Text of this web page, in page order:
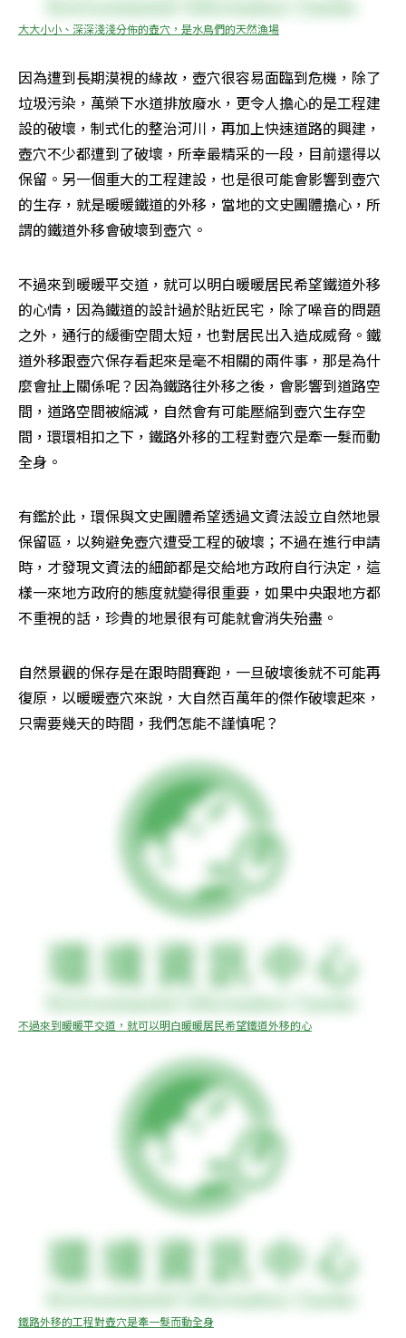
大大小小、深深淺淺分佈的壺穴，是水鳥們的天然漁場
因為遭到長期漠視的緣故，壺穴很容易面臨到危機，除了
垃圾污染，萬榮下水道排放廢水，更令人擔心的是工程建
設的破壞，制式化的整治河川，再加上快速道路的興建，
壺穴不少都遭到了破壞，所幸最精采的一段，目前還得以
保留。另一個重大的工程建設，也是很可能會影響到壺穴
的生存，就是暖暖鐵道的外移，當地的文史團體擔心，所
謂的鐵道外移會破壞到壺穴。
不過來到暖暖平交道，就可以明白暖暖居民希望鐵道外移
的心情，因為鐵道的設計過於貼近民宅，除了噪音的問題
之外，通行的緩衝空間太短，也對居民出入造成威脅。鐵
道外移跟壺穴保存看起來是毫不相關的兩件事，那是為什
麼會扯上關係呢？因為鐵路往外移之後，會影響到道路空
間，道路空間被縮減，自然會有可能壓縮到壺穴生存空
間，環環相扣之下，鐵路外移的工程對壺穴是牽一髮而動
全身。
有鑑於此，環保與文史團體希望透過文資法設立自然地景
保留區，以夠避免壺穴遭受工程的破壞；不過在進行申請
時，才發現文資法的細節都是交給地方政府自行決定，這
樣一來地方政府的態度就變得很重要，如果中央跟地方都
不重視的話，珍貴的地景很有可能就會消失殆盡。
自然景觀的保存是在跟時間賽跑，一旦破壞後就不可能再
復原，以暖暖壺穴來說，大自然百萬年的傑作破壞起來，
只需要幾天的時間，我們怎能不謹慎呢？
不過來到暖暖平交道，就可以明白暖暖居民希望鐵道外移的心
鐵路外移的工程對壺穴是牽一髮而動全身